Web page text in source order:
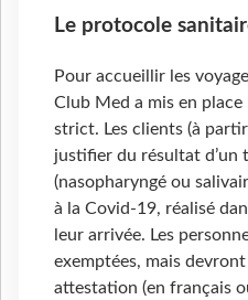
Le protocole
Pour accueillir les
Club Med a mis en
strict. Les clients (à
justifier du résultat d’un
(nasopharyngé ou
à la Covid-19, réalisé
leur arrivée. Les
exemptées, mais
attestation (en français